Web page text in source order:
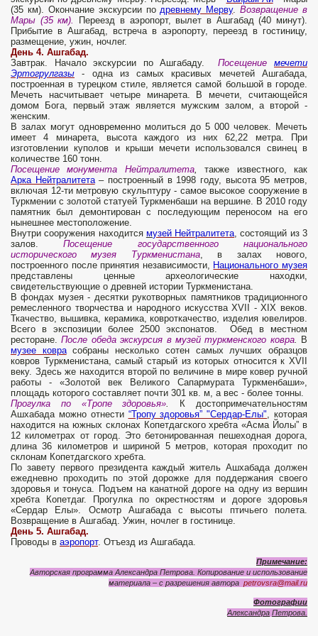
(35 км). Окончание экскурсии подревнему Мерву.Возвращение в
Мары (35 км).
Переезд в аэропорт, вылет в Ашгабад (40 минут).
Прибытие в Ашгабад, встреча в аэропорту, переезд в гостиницу,
размещение, ужин, ночлег.
День 4. Ашгабад.
Завтрак. Начало экскурсии по Ашгабаду.Посещениемечети
Эртогрулгазы - одна из самых красивых мечетей Ашгабада,
построенная в турецком стиле, является самой большой в городе.
Мечеть насчитывает четыре минарета. В мечети, считающейся
домом Бога, первый этаж является мужским залом, а второй -
женским.
В залах могут одновременно молиться до 5 000 человек. Мечеть
имеет 4 минарета, высота каждого из них 62,22 метра. При
изготовлении куполов и крыши мечети использовался свинец в
количестве 160 тонн.
Посещение монумента Нейтралитета,
также известного, как
Арка Нейтралитета– построенный в 1998 году, высота 95 метров,
включая 12-ти метровую скульптуру - самое высокое сооружение в
Туркмении с золотой статуей Туркменбаши на вершине. В 2010 году
памятник был демонтирован с последующим переносом на его
нынешнее местоположение.
Внутри сооружения находится музей Нейтралитета, состоящий из 3
залов.Посещение государственного национального
исторического музея Туркменистана, в залах нового,
построенного после принятия независимости, Национального музея
представлены ценные археологические находки,
свидетельствующие о древней истории Туркменистана.
В фондах музея - десятки рукотворных памятников традиционного
ремесленного творчества и народного искусства XVII - XIX веков.
Ткачество, вышивка, керамика, ковроткачество, изделия ювелиров.
Всего в экспозиции более 2500 экспонатов. Обед в местном
ресторане.После обеда экскурсия в музей туркменского ковра. В
музее коврасобраны несколько сотен самых лучших образцов
ковров Туркменистана, самый старый из которых относится к XVII
веку. Здесь же находится второй по величине в мире ковер ручной
работы - «Золотой век Великого Сапармурата Туркменбаши»,
площадь которого составляет почти 301 кв. м, а вес - более тонны.
Прогулка по «Тропе здоровья».
К достопримечательностям
Ашхабада можно отнести “Тропу здоровья” "Сердар-Елы", которая
находится на южных склонах Копетдагского хребта «Асма Йолы” в
12 километрах от город. Это бетонированная пешеходная дорога,
длина 36 километров и шириной 5 метров, которая проходит по
склонам Копетдагского хребта.
По завету первого президента каждый житель Ашхабада должен
ежедневно проходить по этой дорожке для поддержания своего
здоровья и тонуса. Подъем на канатной дороге на одну из вершин
хребта Копетдаг. Прогулка по окрестностям и дороге здоровья
«Сердар Елы». Осмотр Ашгабада с высоты птичьего полета.
Возвращение в Ашгабад. Ужин, ночлег в гостинице.
День 5. Ашгабад.
Проводы в аэропорт. Отъезд из Ашгабада.
Примечание:
Авторская программа Александра Петрова. Копирование и использование
материала – с разрешения автора petrovsra@mail.ru
Фотографии
Александра Петрова